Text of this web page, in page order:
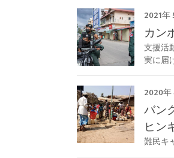
2021年
カン
支援活
実に届
2020年
バン
ヒン
難民キ